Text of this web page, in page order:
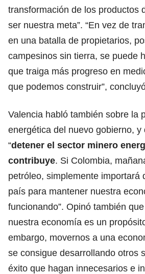
transformación de los productos
ser nuestra meta”. “En vez de
en una batalla de propietarios,
campesinos sin tierra, se puede
que traiga más progreso en
que podemos construir”,
Valencia habló también sobre la
energética del nuevo gobierno, y
“detener el sector minero
contribuye. Si Colombia,
petróleo, simplemente importará
país para mantener nuestra
funcionando”. Opinó también
nuestra economía es un
embargo, movernos a una
se consigue desarrollando otros
éxito que hagan innecesarios e